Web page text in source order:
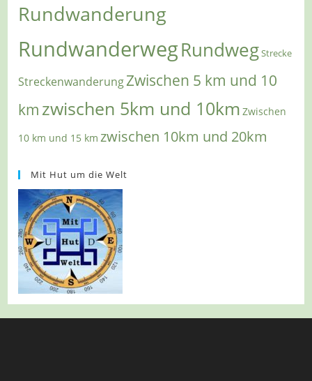
Rundwanderung
RundwanderwegRundwegStrecke
StreckenwanderungZwischen 5 km und 10
km zwischen 5km und 10km Zwischen
10 km und 15 km zwischen 10km und 20km
Mit Hut um die Welt